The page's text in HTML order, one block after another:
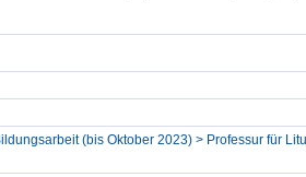
(bis Oktober 2023) > Professur für